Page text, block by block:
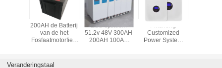
200AH de Batterij
van de het
Fosfaatmotorfiets
1500 Keer het
ESS-systeem
51.2v 48V 300AH
200AH 100AH
Pinsheng
Customized
Power System
Veranderingstaal